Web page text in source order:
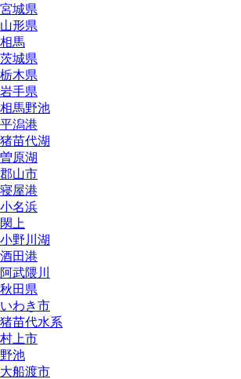
宮城県
山形県
相馬
茨城県
栃木県
岩手県
相馬野池
平潟港
猪苗代湖
曽原湖
郡山市
寝屋港
小名浜
閖上
小野川湖
酒田港
阿武隈川
秋田県
いわき市
猪苗代水系
村上市
野池
大船渡市